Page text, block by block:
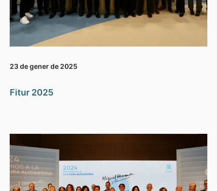
23 de gener de 2025
Fitur 2025